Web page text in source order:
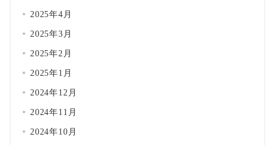
2025年4月
2025年3月
2025年2月
2025年1月
2024年12月
2024年11月
2024年10月